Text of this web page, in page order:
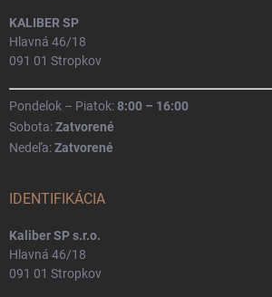
KALIBER SP
Hlavná 46/18
091 01 Stropkov
Pondelok – Piatok:8:00 – 16:00
Sobota:Zatvorené
Nedeľa:Zatvorené
IDENTIFIKÁCIA
Kaliber SP s.r.o.
Hlavná 46/18
091 01 Stropkov